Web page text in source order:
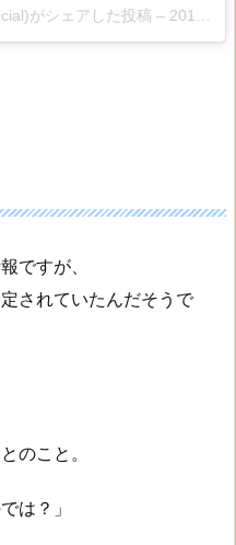
がシェアした投稿 – 2017 11月 16 9:23午後 PST
ですが、
されていたんだそうで
のこと。
は？」